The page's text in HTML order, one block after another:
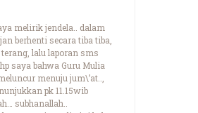
melirik jendela.. dalam
berhenti secara tiba tiba,
lalu laporan sms
saya bahwa Guru Mulia
menuju jum\’at..,
pk 11.15wib
subhanallah..